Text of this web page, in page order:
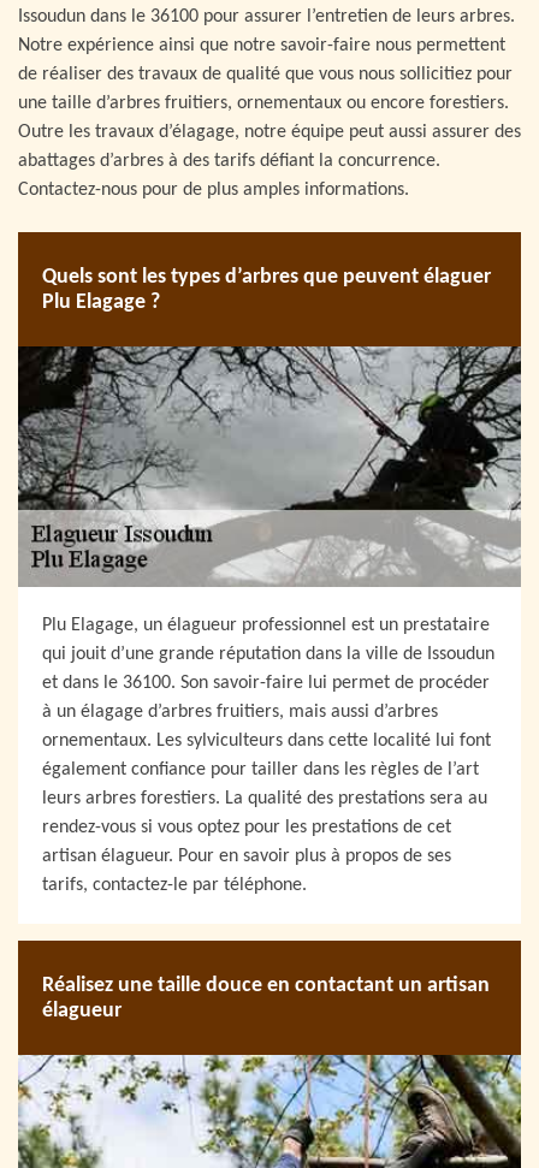
Issoudun dans le 36100 pour assurer l’entretien de leurs arbres.
Notre expérience ainsi que notre savoir-faire nous permettent
de réaliser des travaux de qualité que vous nous sollicitiez pour
une taille d’arbres fruitiers, ornementaux ou encore forestiers.
Outre les travaux d’élagage, notre équipe peut aussi assurer des
abattages d’arbres à des tarifs défiant la concurrence.
Contactez-nous pour de plus amples informations.
Quels sont les types d’arbres que peuvent élaguer
Plu Elagage ?
Plu Elagage, un élagueur professionnel est un prestataire
qui jouit d’une grande réputation dans la ville de Issoudun
et dans le 36100. Son savoir-faire lui permet de procéder
à un élagage d’arbres fruitiers, mais aussi d’arbres
ornementaux. Les sylviculteurs dans cette localité lui font
également confiance pour tailler dans les règles de l’art
leurs arbres forestiers. La qualité des prestations sera au
rendez-vous si vous optez pour les prestations de cet
artisan élagueur. Pour en savoir plus à propos de ses
tarifs, contactez-le par téléphone.
Réalisez une taille douce en contactant un artisan
élagueur